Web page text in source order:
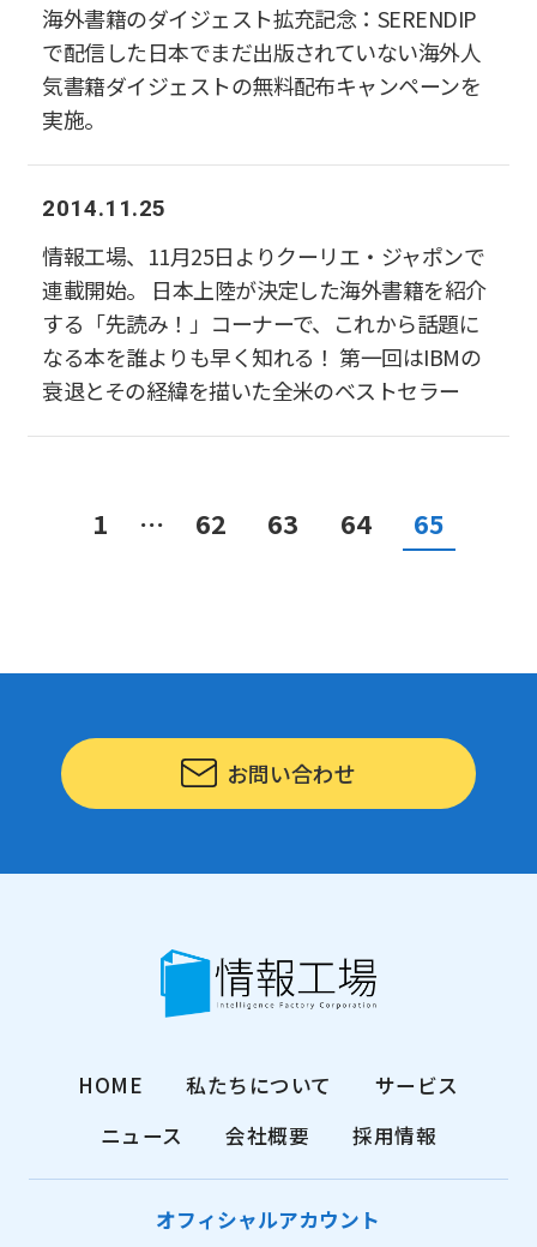
海外書籍のダイジェスト拡充記念：SERENDIP
で配信した日本でまだ出版されていない海外人
気書籍ダイジェストの無料配布キャンペーンを
実施。
2014.11.25
情報工場、11月25日よりクーリエ・ジャポンで
連載開始。 日本上陸が決定した海外書籍を紹介
する「先読み！」コーナーで、これから話題に
なる本を誰よりも早く知れる！ 第一回はIBMの
衰退とその経緯を描いた全米のベストセラー
1 … 62 63 64 65
お問い合わせ
HOME 私たちについて
サービス
ニュース
会社概要 採用情報
オフィシャルアカウント